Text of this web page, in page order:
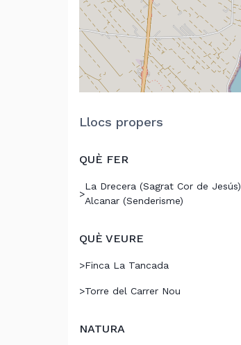
Llocs propers
QUÈ FER
>
La Drecera (Sagrat Cor de Jesús)
Alcanar (Senderisme)
QUÈ VEURE
>Finca La Tancada
>Torre del Carrer Nou
NATURA